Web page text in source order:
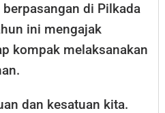
di Pilkada
ini mengajak
kompak melaksanakan
dan kesatuan kita.